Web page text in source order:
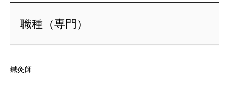
職種（専門）
鍼灸師